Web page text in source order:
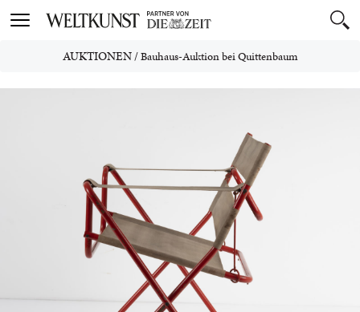
Toggle
AUKTIONEN/Bauhaus-Auktion bei Quittenbaum